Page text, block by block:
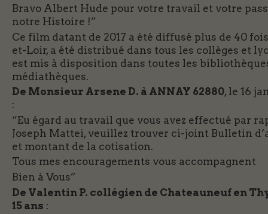
Bravo Albert Hude pour votre travail et votre
notre Histoire !”
Ce film datant de 2017 a été diffusé plus de 40
et-Loir, a été distribué dans tous les collèges et
est mis à disposition dans toutes les
médiathèques.
De Monsieur Arsene D. à ANNAY 62880, le 16
:
“Eu égard au travail que vous avez effectué par
Joseph Mattei, veuillez trouver ci-joint Bulletin
et montant de la cotisation.
Tous mes encouragements vous accompagnent
Bien à Vous”
De Valentin P. collégien de Chateauneuf en
15 ans :